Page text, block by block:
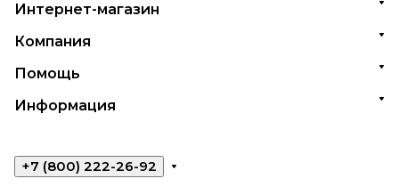
Интернет-магазин
Компания
Помощь
Информация
+7 (800) 222-26-92